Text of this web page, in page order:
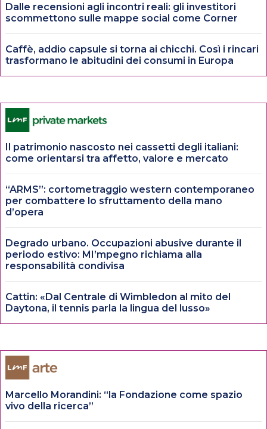
Dalle recensioni agli incontri reali: gli investitori
scommettono sulle mappe social come Corner
Caffè, addio capsule si torna ai chicchi. Così i rincari
trasformano le abitudini dei consumi in Europa
Il patrimonio nascosto nei cassetti degli italiani:
come orientarsi tra affetto, valore e mercato
“ARMS”: cortometraggio western contemporaneo
per combattere lo sfruttamento della mano
d’opera
Degrado urbano. Occupazioni abusive durante il
periodo estivo: MI’mpegno richiama alla
responsabilità condivisa
Cattin: «Dal Centrale di Wimbledon al mito del
Daytona, il tennis parla la lingua del lusso»
Marcello Morandini: “la Fondazione come spazio
vivo della ricerca”